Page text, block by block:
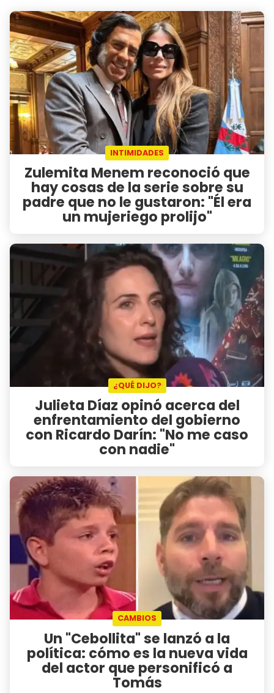
INTIMIDADES
Zulemita Menem reconoció que
hay cosas de la serie sobre su
padre que no le gustaron: "Él era
un mujeriego prolijo"
¿QUÉ DIJO?
Julieta Díaz opinó acerca del
enfrentamiento del gobierno
con Ricardo Darín: "No me caso
con nadie"
CAMBIOS
Un "Cebollita" se lanzó a la
política: cómo es la nueva vida
del actor que personificó a
Tomás